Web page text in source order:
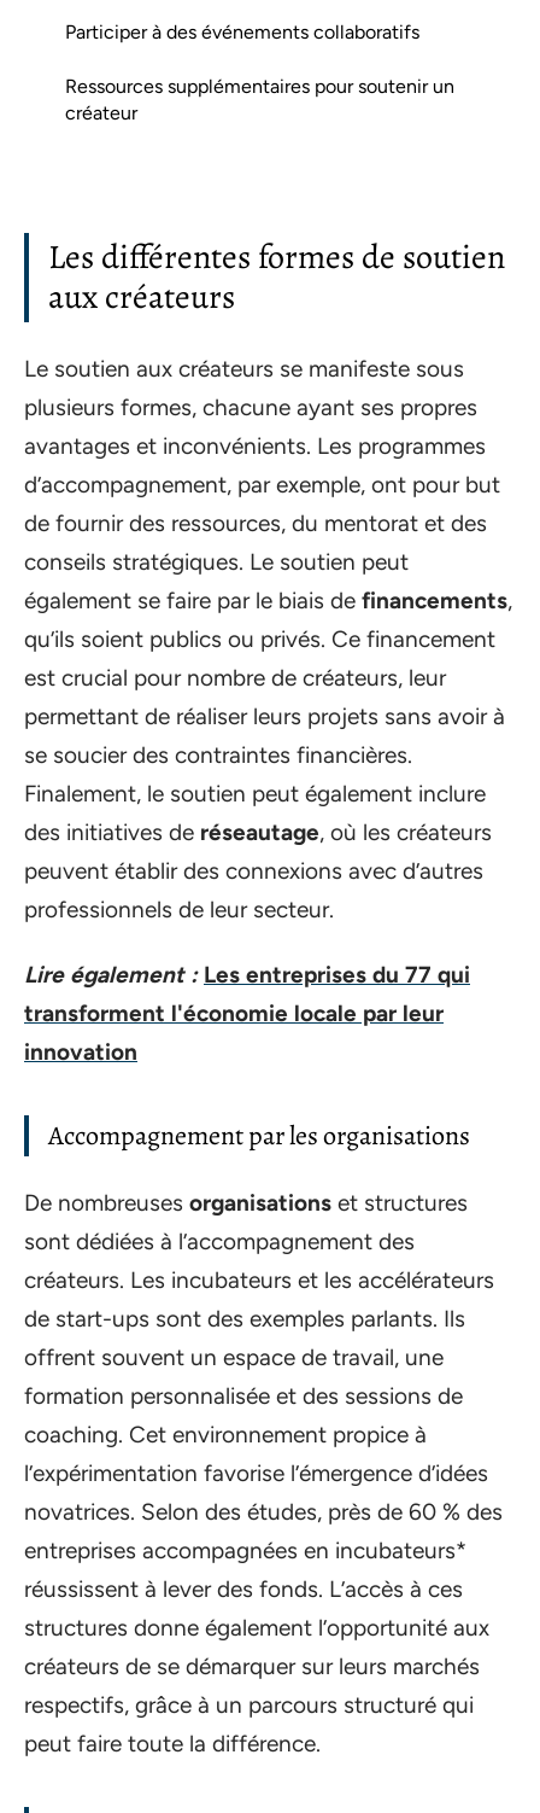
Participer à des événements collaboratifs
Ressources supplémentaires pour soutenir un
créateur
Les différentes formes de soutien
aux créateurs
Le soutien aux créateurs se manifeste sous
plusieurs formes, chacune ayant ses propres
avantages et inconvénients. Les programmes
d’accompagnement, par exemple, ont pour but
de fournir des ressources, du mentorat et des
conseils stratégiques. Le soutien peut
également se faire par le biais de financements,
qu’ils soient publics ou privés. Ce financement
est crucial pour nombre de créateurs, leur
permettant de réaliser leurs projets sans avoir à
se soucier des contraintes financières.
Finalement, le soutien peut également inclure
des initiatives de réseautage, où les créateurs
peuvent établir des connexions avec d’autres
professionnels de leur secteur.
Lire également : Les entreprises du 77 qui
transforment l'économie locale par leur
innovation
Accompagnement par les organisations
De nombreuses organisations et structures
sont dédiées à l’accompagnement des
créateurs. Les incubateurs et les accélérateurs
de start-ups sont des exemples parlants. Ils
offrent souvent un espace de travail, une
formation personnalisée et des sessions de
coaching. Cet environnement propice à
l’expérimentation favorise l’émergence d’idées
novatrices. Selon des études, près de 60 % des
entreprises accompagnées en incubateurs*
réussissent à lever des fonds. L’accès à ces
structures donne également l’opportunité aux
créateurs de se démarquer sur leurs marchés
respectifs, grâce à un parcours structuré qui
peut faire toute la différence.